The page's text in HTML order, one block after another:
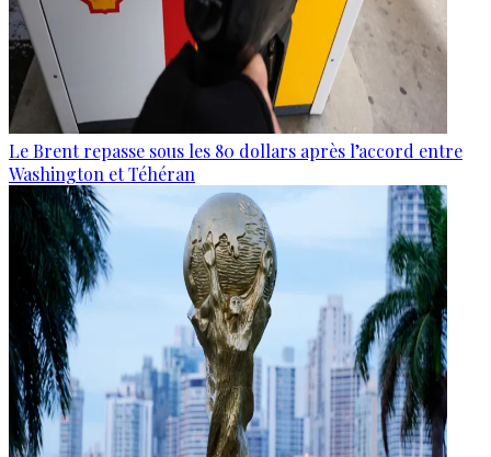
Le Brent repasse sous les 80 dollars après l’accord entre
Washington et Téhéran